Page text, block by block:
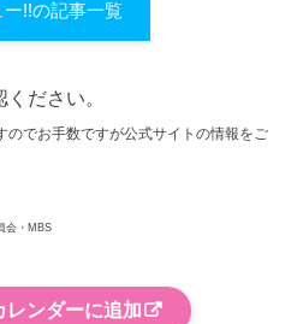
ー!!の記事一覧
ださい。
でお手数ですが公式サイトの情報をご
会・MBS
レンダーに追加